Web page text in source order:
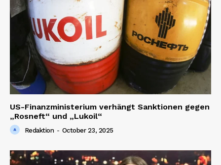
US-Finanzministerium verhängt Sanktionen gegen
„Rosneft“ und „Lukoil“
Redaktion - October 23, 2025